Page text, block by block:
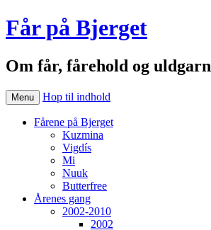
Får på Bjerget
Om får, fårehold og uldgarn
Menu Hop til indhold
Fårene på Bjerget
Kuzmina
Vigdís
Mi
Nuuk
Butterfree
Årenes gang
2002-2010
2002